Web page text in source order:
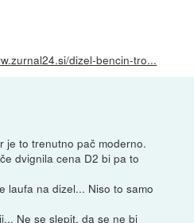
dizel-bencin-tro...
je to trenutno pač moderno.
dvignila cena D2 bi pa to
laufa na dizel... Niso to samo
Ne se slepit, da se ne bi